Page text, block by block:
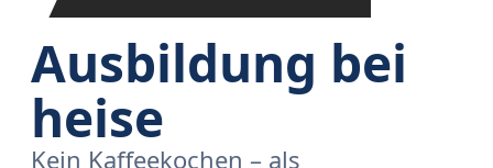
Ausbildung bei
heise
Kein Kaffeekochen – als